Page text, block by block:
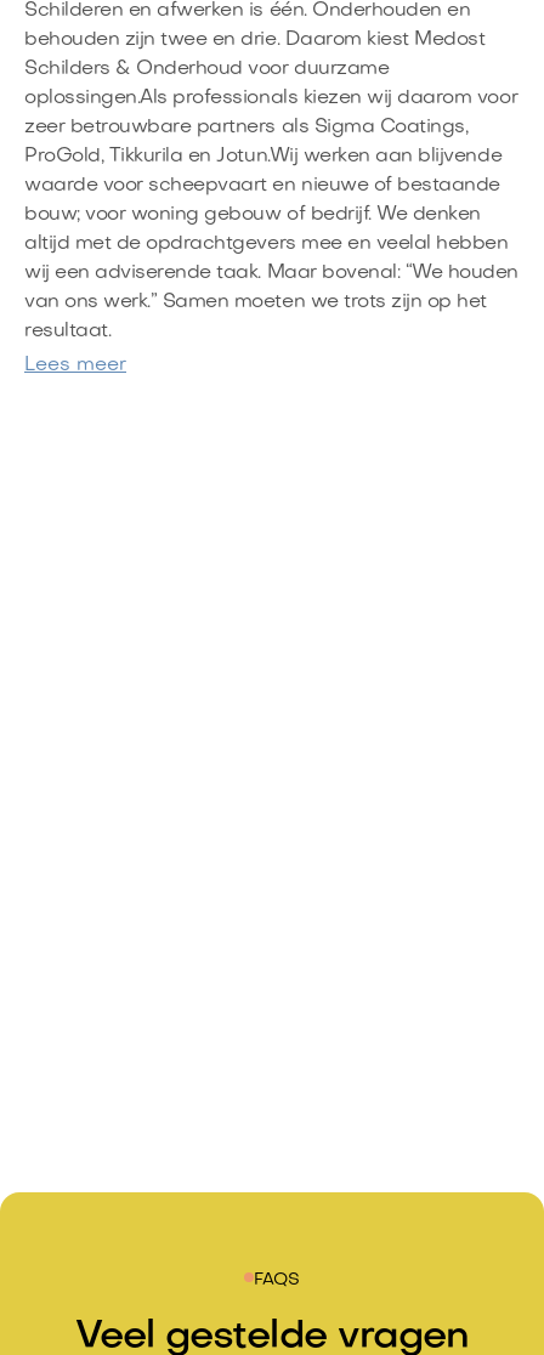
Schilderen en afwerken is één. Onderhouden en
behouden zijn twee en drie. Daarom kiest Medost
Schilders & Onderhoud voor duurzame
oplossingen.Als professionals kiezen wij daarom voor
zeer betrouwbare partners als Sigma Coatings,
ProGold, Tikkurila en Jotun.Wij werken aan blijvende
waarde voor scheepvaart en nieuwe of bestaande
bouw; voor woning gebouw of bedrijf. We denken
altijd met de opdrachtgevers mee en veelal hebben
wij een adviserende taak. Maar bovenal: “We houden
van ons werk.” Samen moeten we trots zijn op het
resultaat.
Lees meer
FAQS
Veel gestelde vragen